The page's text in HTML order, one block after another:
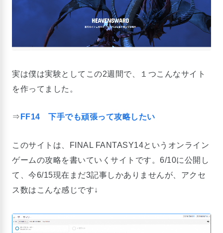
実は僕は実験としてこの2週間で、１つこんなサイト
を作ってました。
⇒ FF14 下手でも頑張って攻略したい
このサイトは、FINAL FANTASY14というオンライン
ゲームの攻略を書いていくサイトです。6/10に公開し
て、今6/15現在まだ3記事しかありませんが、アクセ
ス数はこんな感じです↓